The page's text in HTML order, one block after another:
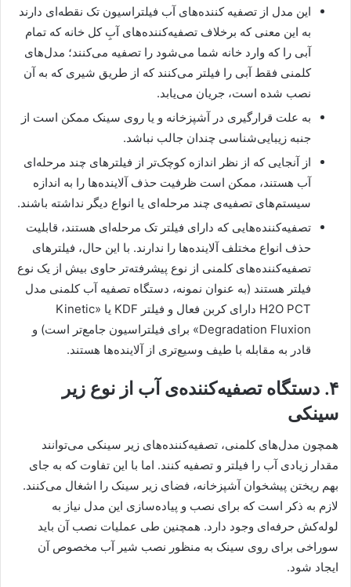
این مدل از تصفیه کننده‌های آب فیلتراسیون تک نقطه‌ای دارند
به این معنی که برخلاف تصفیه‌کننده‌های آبِ کل خانه که تمام
آبی را که وارد خانه شما می‌شود را تصفیه می‌کنند؛ مدل‌های
کلمنی فقط آبی را فیلتر می‌کنند که از طریق شیری که به آن
نصب شده‌ است، جریان می‌یابد.
به علت قرارگیری در آشپزخانه و یا روی سینک ممکن است از
جنبه زیبایی‌شناسی چندان جالب نباشد.
از آنجایی که از نظر اندازه کوچک‌تر از فیلترهای چند مرحله‌ای
آب هستند، ممکن است ظرفیت حذف آلاینده‌ها را به اندازه
سیستم‌های تصفیه‌ی چند مرحله‌ای یا انواع دیگر نداشته باشند.
تصفیه‌کننده‌هایی که دارای فیلتر تک مرحله‌ای هستند، قابلیت
حذف انواع مختلف آلاینده‌ها را ندارند. با این حال، فیلترهای
تصفیه‌کننده‌های کلمنی از نوع پیشرفته‌تر حاوی بیش از یک نوع
فیلتر هستند (به عنوان نمونه، دستگاه تصفیه آب کلمنی مدل
H2O PCT دارای کربن فعال و فیلتر KDF یا «Kinetic
Degradation Fluxion» برای فیلتراسیون جامع‌تر است) و
قادر به مقابله با طیف وسیع‌تری از آلاینده‌ها هستند.
۴. دستگاه تصفیه‌کننده‌ی آب از نوع زیر
سینکی
همچون مدل‌های کلمنی، تصفیه‌کننده‌های زیر سینکی می‌توانند
مقدار زیادی آب را فیلتر و تصفیه کنند. اما با این تفاوت که به جای
بهم ریختن پیشخوان آشپزخانه، فضای زیر سینک را اشغال می‌کنند.
لازم به ذکر است که برای نصب و پیاده‌سازی این مدل نیاز به
لوله‌کش حرفه‌ای وجود دارد. همچنین طی عملیات نصب آن باید
سوراخی برای روی سینک به منظور نصب شیر آب مخصوص آن
ایجاد شود.